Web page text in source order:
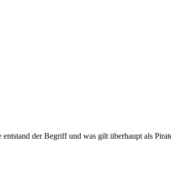
der Begriff und was gilt überhaupt als